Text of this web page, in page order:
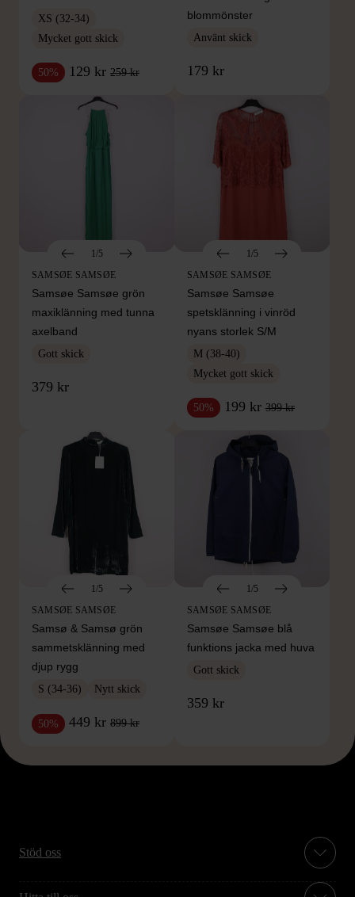
XS (32-34)
Mycket gott skick
50% 129 kr 259 kr
blommönster
Använt skick
179 kr
1/5
SAMSØE SAMSØE
Samsøe Samsøe grön
maxiklänning med tunna
axelband
Gott skick
379 kr
1/5
SAMSØE SAMSØE
Samsøe Samsøe
spetsklänning i vinröd
nyans storlek S/M
M (38-40)
Mycket gott skick
50% 199 kr 399 kr
1/5
SAMSØE SAMSØE
Samsø & Samsø grön
sammetsklänning med
djup rygg
S (34-36) Nytt skick
50% 449 kr 899 kr
1/5
SAMSØE SAMSØE
Samsøe Samsøe blå
funktions jacka med huva
Gott skick
359 kr
Stöd oss